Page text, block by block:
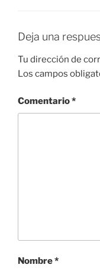
Deja una
Tu dirección de
Los campos
Comentario*
Nombre*